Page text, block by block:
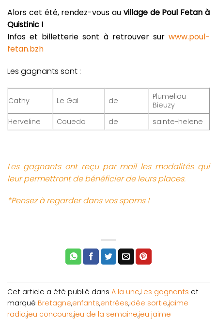
Alors cet été, rendez-vous au village de Poul Fetan à
Quistinic !
Infos et billetterie sont à retrouver sur www.poul-
fetan.bzh
Les gagnants sont :
Cathy Le Gal de
Plumeliau
Bieuzy
Herveline
Couedo de sainte-helene
Les gagnants ont reçu par mail les modalités qui
leur permettront de bénéficier de leurs places.
*Pensez à regarder dans vos spams !
Cet article a été publié dans A la une,Les gagnants et
marqué Bretagne,enfants,entrées,idée sortie,jaime
radio,jeu concours,jeu de la semaine,jeu jaime